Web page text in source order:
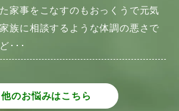
家事をこなすのもおっくうで元気
族に相談するような体調の悪さで
･･･
他のお悩みはこちら